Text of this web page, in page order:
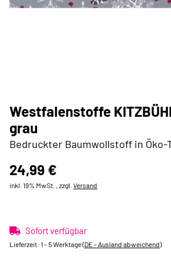
Westfalenstoffe
grau
Bedruckter Baumwollstoff in Öko-
24,99 €
inkl. 19% MwSt. , zzgl. Versand
Sofort verfügbar
Lieferzeit: 1 - 5 Werktage(DE - Ausland abweichend)